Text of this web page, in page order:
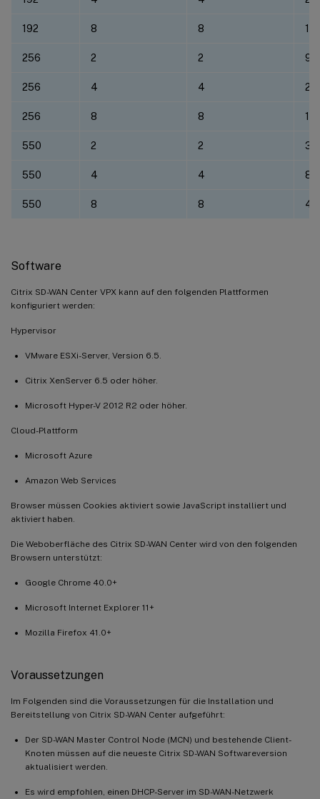
192 8 8
256 2 2 9.2
256 4 4
256 8 8
550 2 2
550 4 4
550 8 8
Software
Citrix SD-WAN Center VPX kann auf den folgenden Plattformen
konfiguriert werden:
Hypervisor
VMware ESXi-Server, Version 6.5.
Citrix XenServer 6.5 oder höher.
Microsoft Hyper-V 2012 R2 oder höher.
Cloud-Plattform
Microsoft Azure
Amazon Web Services
Browser müssen Cookies aktiviert sowie JavaScript installiert und
aktiviert haben.
Die Weboberfläche des Citrix SD-WAN Center wird von den folgenden
Browsern unterstützt:
Google Chrome 40.0+
Microsoft Internet Explorer 11+
Mozilla Firefox 41.0+
Voraussetzungen
Im Folgenden sind die Voraussetzungen für die Installation und
Bereitstellung von Citrix SD-WAN Center aufgeführt:
Der SD-WAN Master Control Node (MCN) und bestehende Client-
Knoten müssen auf die neueste Citrix SD-WAN Softwareversion
aktualisiert werden.
Es wird empfohlen, einen DHCP-Server im SD-WAN-Netzwerk